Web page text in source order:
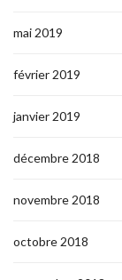
mai 2019
février 2019
janvier 2019
décembre 2018
novembre 2018
octobre 2018